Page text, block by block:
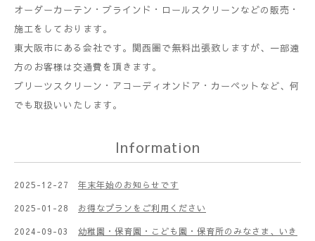
オーダーカーテン・ブラインド・ロールスクリーンなどの販売・
施工をしております。
東大阪市にある会社です。関西圏で無料出張致しますが、一部遠
方のお客様は交通費を頂きます。
プリーツスクリーン・アコーディオンドア・カーペットなど、何
でも取扱いいたします。
Information
2025-12-27 年末年始のお知らせです
2025-01-28 お得なプランをご利用ください
2024-09-03
幼稚園・保育園・こども園・保育所のみなさま、いき